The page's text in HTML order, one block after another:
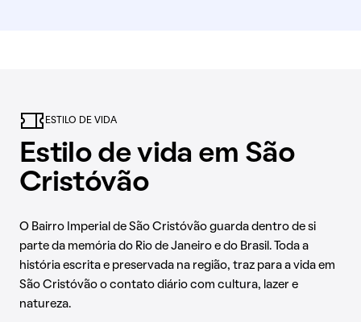
ESTILO DE VIDA
Estilo de vida em São
Cristóvão
O Bairro Imperial de São Cristóvão guarda dentro de si
parte da memória do Rio de Janeiro e do Brasil. Toda a
história escrita e preservada na região, traz para a vida em
São Cristóvão o contato diário com cultura, lazer e
natureza.